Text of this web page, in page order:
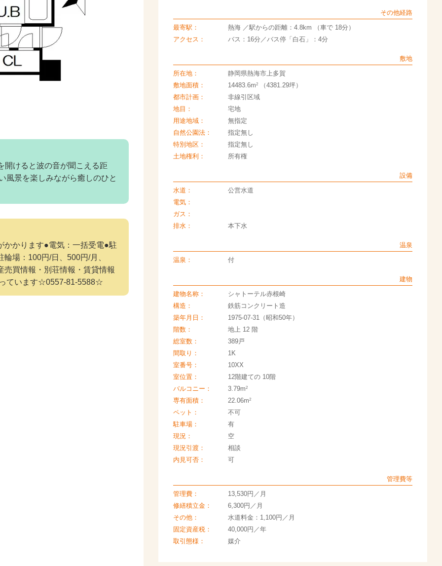
開けると波の音が聞こえる距
風景を楽しみながら癒しのひと
かかります●電気：一括受電●駐
場：100円/日、500円/月、
買情報・別荘情報・賃貸情報
ています☆0557-81-5588☆
その他経路
最寄駅：
熱海 ／駅からの距離：4.8km （車で 18分）
アクセス：
バス：16分／バス停「白石」：4分
敷地
所在地：
静岡県熱海市上多賀
敷地面積：
14483.6m2（4381.29坪）
都市計画：
非線引区域
地目：
宅地
用途地域：
無指定
自然公園法：
指定無し
特別地区：
指定無し
土地権利：
所有権
設備
水道：
公営水道
電気：
ガス：
排水：
本下水
温泉
温泉：
付
建物
建物名称：
シャトーテル赤根崎
構造：
鉄筋コンクリート造
築年月日：
1975-07-31（昭和50年）
階数：
地上 12 階
総室数：
389戸
間取り：
1K
室番号：
10XX
室位置：
12階建ての 10階
バルコニー：
3.79m2
専有面積： 22.06m2
ペット：
不可
駐車場：
有
現況：
空
現況引渡：
相談
内見可否：
可
管理費等
管理費：
13,530円／月
修繕積立金：
6,300円／月
その他：
水道料金：1,100円／月
固定資産税：
40,000円／年
取引態様：
媒介